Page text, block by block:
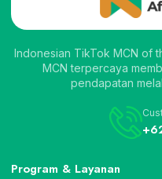
Indonesian TikTok MCN of
MCN terpercaya
pendapatan
Program & Layanan